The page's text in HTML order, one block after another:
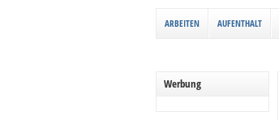
ARBEITEN AUFENTHALT
Werbung